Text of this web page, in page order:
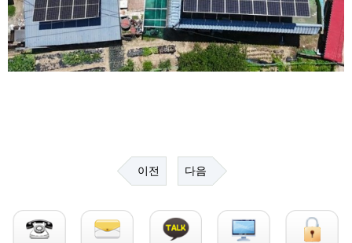
이전 다음